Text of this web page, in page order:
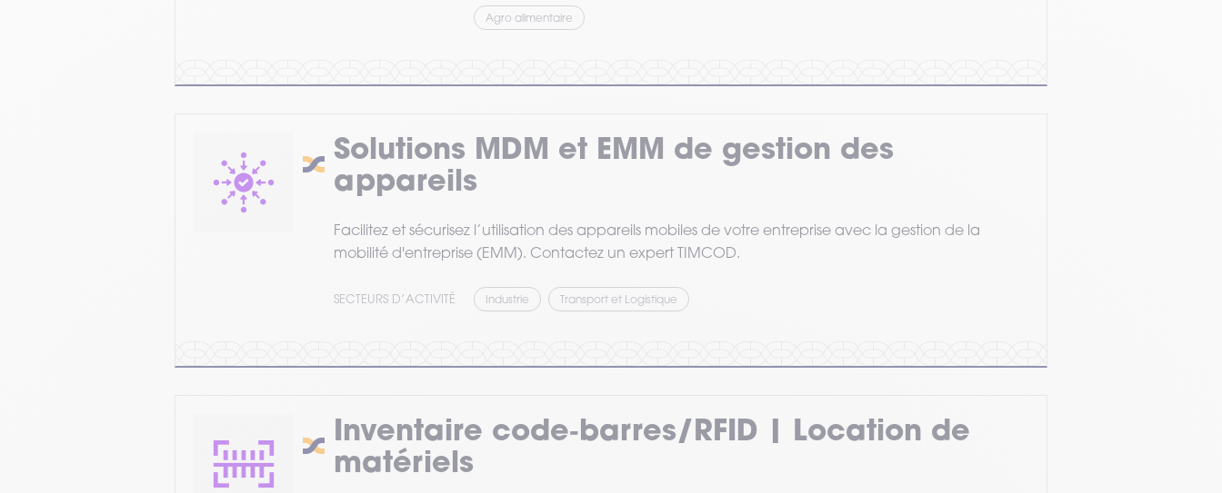
Agro alimentaire
Solutions MDM et EMM de gestion des
appareils
Facilitez et sécurisez l’utilisation des appareils mobiles de votre entreprise avec la gestion de la
mobilité d'entreprise (EMM). Contactez un expert TIMCOD.
SECTEURS D’ACTIVITÉ Industrie Transport et Logistique
Inventaire code‑barres/RFID | Location de
matériels